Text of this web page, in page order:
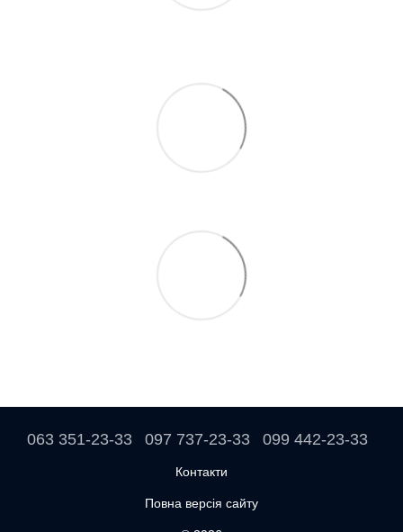
063 351-23-33 097 737-23-33 099 442-23-33
Контакти
Повна версія сайту